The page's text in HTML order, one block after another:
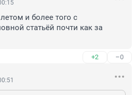
и более того с
статьёй почти как за
+2 –0